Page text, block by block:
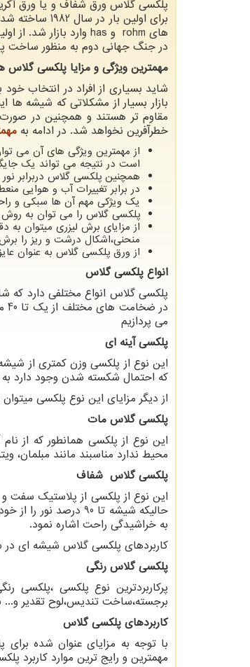
پلکسی گلاس ورق شفاف و یا ورق
های rohm و has وارد بازار شد. از
در جنگ جهانی دوم به منظور ساخت
مهمترین ویژگی و مزایا پلکسی گلاس
شاید بسیاری از افراد در انتخاب
بازار بسیار از مشکلاتی که شیشه
مقاوم تر هستند و همچنین در
خطرآفرین نخواهد شد. در ادامه به
از مهمترین ویژگی های آن می
است در نتیجه می تواند یک
همچنین پلکسی گلاس دربرابر نور شفافیت 90
در برابر تغییرات آب و هوایی
یک ویژکی مهم آن ها سبکی و
پلکسی گلاس را می توان به
از مزایای برش لیزری میتوان
منحنی،اشکال درشت و ریز را
از ورق پلکسی گلاس به عنوان
انواع پلکسی گلاس
پلکسی گلاس انواع مختلفی دارد
می پردازیم
پلکسی آینه ای
این نوع از پلکسی وزن کمتری از
که احتمال شکسته شدن وجود دارد به
از دیگر مزایای این نوع پلکسی
پلکسی گلاس مات
این نوع از پلکسی همانطور که از
محیط ندارد مناسبند مانند مبلمان،
پلکسی گلاس شفاف
حالیکه شیشه تا 90 درصد نور را از خود عبور می دهد.همچنین این نوع از پلکسی در برابر اشعه
به خراشیدگی راحت اشاره نمود.
کاربردهای پلکسی گلاس شیشه ای
پلکسی گلاس رنگی
پرکاربردترین نوع پلکسی
برجسته،ساخت تندیس،لوح تقدیر و...
کاربردهای پلکسی گلاس
با توجه به مزایای عنوان شده
مهمترین و رایج ترین موارد کاربرد